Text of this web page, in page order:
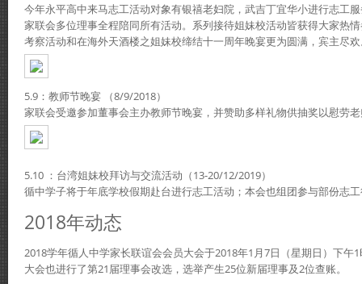
今年永平高中来马志工活动对象有银禧老妇院，武吉丁宜华小进行志工
家联会多位理事全程陪同所有活动。系列接待姐妹校活动皆获得大家热
考察活动和在海外天酒楼之姐妹校缔结十一周年晚宴更为圆满，宾主尽
5.9：教师节晚宴 （8/9/2018）
家联会受邀参加董事会主办教师节晚宴，并赞助多样礼物供抽奖以慰劳
5.10 ：台湾姐妹校拜访与交流活动（13-20/12/2019）
循中学子将于年底学校假期赴台进行志工活动；本会也组团参与部份志
2018年动态
2018学年循人中学家长联谊会会员大会于2018年1月7日（星期日）下午
大会也进行了第21届理事会改选，选举产生25位新届理事及2位查账。